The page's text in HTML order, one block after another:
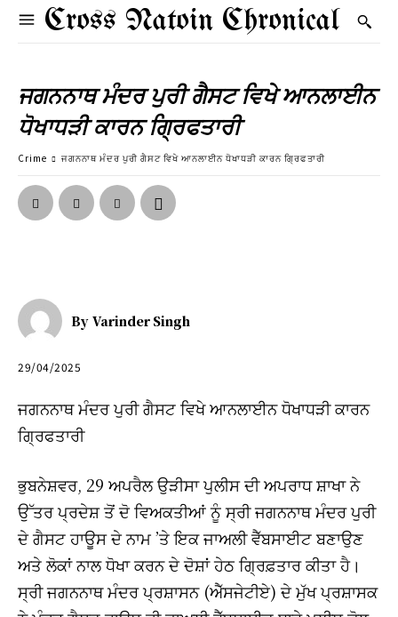
Cross Natoin Chronical
ਜਗਨਨਾਥ ਮੰਦਰ ਪੁਰੀ ਗੈਸਟ ਵਿਖੇ ਆਨਲਾਈਨ
ਧੋਖਾਧੜੀ ਕਾਰਨ ਗਿ੍ਰਫਤਾਰੀ
Crime ਜਗਨਨਾਥ ਮੰਦਰ ਪੁਰੀ ਗੈਸਟ ਵਿਖੇ ਆਨਲਾਈਨ ਧੋਖਾਧੜੀ ਕਾਰਨ ਗਿ੍ਰਫਤਾਰੀ
By Varinder Singh
29/04/2025
ਜਗਨਨਾਥ ਮੰਦਰ ਪੁਰੀ ਗੈਸਟ ਵਿਖੇ ਆਨਲਾਈਨ ਧੋਖਾਧੜੀ ਕਾਰਨ
ਗਿ੍ਰਫਤਾਰੀ
ਭੁਬਨੇਸ਼ਵਰ, 29 ਅਪਰੈਲ ਉੜੀਸਾ ਪੁਲੀਸ ਦੀ ਅਪਰਾਧ ਸ਼ਾਖਾ ਨੇ
ਉੱਤਰ ਪ੍ਰਦੇਸ਼ ਤੋਂ ਦੋ ਵਿਅਕਤੀਆਂ ਨੂੰ ਸ੍ਰੀ ਜਗਨਨਾਥ ਮੰਦਰ ਪੁਰੀ
ਦੇ ਗੈਸਟ ਹਾਊਸ ਦੇ ਨਾਮ ’ਤੇ ਇਕ ਜਾਅਲੀ ਵੈੱਬਸਾਈਟ ਬਣਾਉਣ
ਅਤੇ ਲੋਕਾਂ ਨਾਲ ਧੋਖਾ ਕਰਨ ਦੇ ਦੋਸ਼ਾਂ ਹੇਠ ਗ੍ਰਿਫ਼ਤਾਰ ਕੀਤਾ ਹੈ।
ਸ੍ਰੀ ਜਗਨਨਾਥ ਮੰਦਰ ਪ੍ਰਸ਼ਾਸਨ (ਐੱਸਜੇਟੀਏ) ਦੇ ਮੁੱਖ ਪ੍ਰਸ਼ਾਸਕ